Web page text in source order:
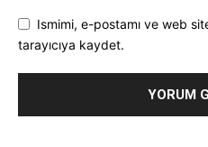
Ismimi, e-postamı ve web
tarayıcıya kaydet.